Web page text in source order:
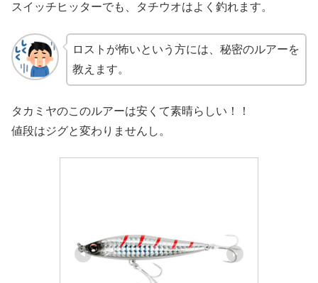
スイッチヒッターでも、タチウオはよく釣れます。
ロストが怖いという方には、秘密のルアーを
教えます。
タカミヤのこのルアーは安くて素晴らしい！！
値段はジグと変わりませんし。